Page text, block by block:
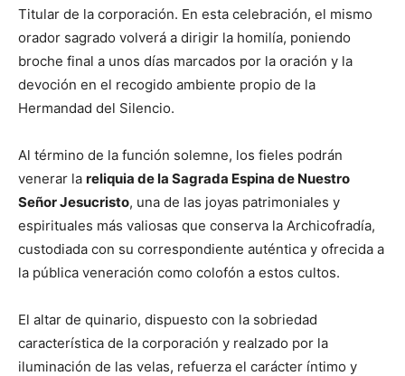
Titular de la corporación. En esta celebración, el mismo
orador sagrado volverá a dirigir la homilía, poniendo
broche final a unos días marcados por la oración y la
devoción en el recogido ambiente propio de la
Hermandad del Silencio.
Al término de la función solemne, los fieles podrán
venerar la reliquia de la Sagrada Espina de Nuestro
Señor Jesucristo, una de las joyas patrimoniales y
espirituales más valiosas que conserva la Archicofradía,
custodiada con su correspondiente auténtica y ofrecida a
la pública veneración como colofón a estos cultos.
El altar de quinario, dispuesto con la sobriedad
característica de la corporación y realzado por la
iluminación de las velas, refuerza el carácter íntimo y